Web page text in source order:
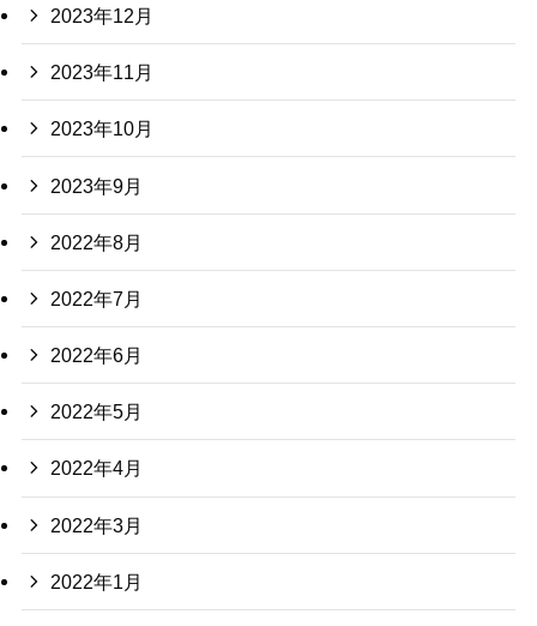
2023年12月
2023年11月
2023年10月
2023年9月
2022年8月
2022年7月
2022年6月
2022年5月
2022年4月
2022年3月
2022年1月